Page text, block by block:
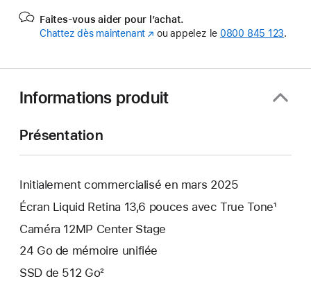
Faites-vous aider pour l’achat.
Chattez dès maintenant (s’ouvre
ou appelez le 0800 845 123.
Informations produit
Présentation
Initialement commercialisé en mars 2025
Écran Liquid Retina 13,6 pouces avec True Tone¹
Caméra 12MP Center Stage
24 Go de mémoire unifiée
SSD de 512 Go²